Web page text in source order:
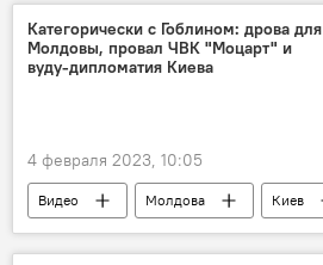
Категорически с Гоблином: дрова для
Молдовы, провал ЧВК "Моцарт" и
вуду-дипломатия Киева
4 февраля 2023, 10:05
Видео Молдова Киев